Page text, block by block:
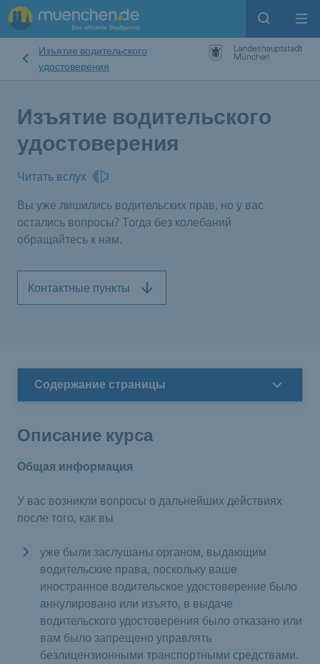
Open
Изъятие водительского
удостоверения
Изъятие водительского
удостоверения
Читать вслух
Вы уже лишились водительских прав, но у вас
остались вопросы? Тогда без колебаний
обращайтесь к нам.
Контактные пункты
Содержание страницы
Описание курса
Общая информация
У вас возникли вопросы о дальнейших действиях
после того, как вы
уже были заслушаны органом, выдающим
водительские права, поскольку ваше
иностранное водительское удостоверение было
аннулировано или изъято, в выдаче
водительского удостоверения было отказано или
вам было запрещено управлять
безлицензионными транспортными средствами.